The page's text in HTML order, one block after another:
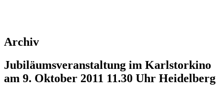
Archiv
Jubiläumsveranstaltung im Karlstorkino
am 9. Oktober 2011 11.30 Uhr Heidelberg